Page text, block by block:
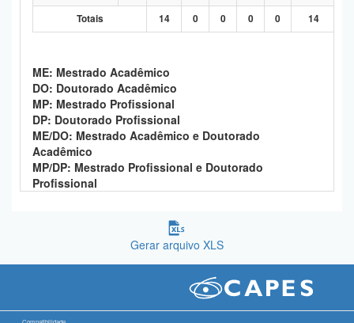
Totais 14 0 0 0 0 14
ME: Mestrado Acadêmico
DO: Doutorado Acadêmico
MP: Mestrado Profissional
DP: Doutorado Profissional
ME/DO: Mestrado Acadêmico e Doutorado
Acadêmico
MP/DP: Mestrado Profissional e Doutorado
Profissional
Gerar arquivo XLS